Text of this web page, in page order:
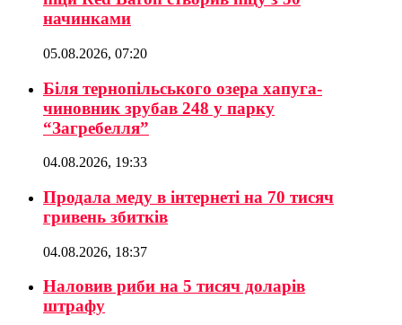
начинками
05.08.2026, 07:20
Біля тернопільського озера хапуга-
чиновник зрубав 248 у парку
“Загребелля”
04.08.2026, 19:33
Продала меду в інтернеті на 70 тисяч
гривень збитків
04.08.2026, 18:37
Наловив риби на 5 тисяч доларів
штрафу